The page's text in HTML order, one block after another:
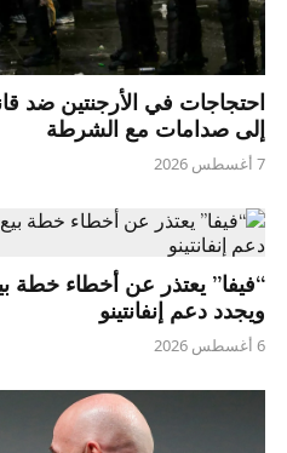
احتجاجات في الأرجنتين ضد
إلى صدامات مع الشرطة
7 أغسطس 2026
“فيفا” يعتذر عن أخطاء خطة
ويجدد دعم إنفانتينو
6 أغسطس 2026